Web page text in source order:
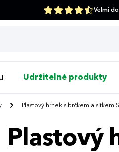
Velmi
Udržitelné produkty
Plastový hrnek s brčkem a sítkem
Plastový